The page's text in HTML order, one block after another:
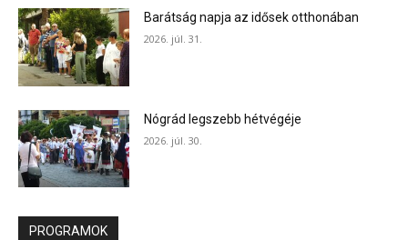
Barátság napja az idősek otthonában
2026. júl. 31.
Nógrád legszebb hétvégéje
2026. júl. 30.
PROGRAMOK